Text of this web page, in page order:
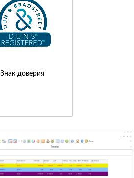
Знак доверия